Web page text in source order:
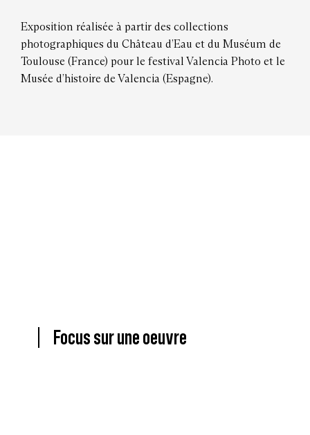
Exposition réalisée à partir des collections
photographiques du Château d’Eau et du Muséum de
Toulouse (France) pour le festival Valencia Photo et le
Musée d’histoire de Valencia (Espagne).
Focus sur une oeuvre